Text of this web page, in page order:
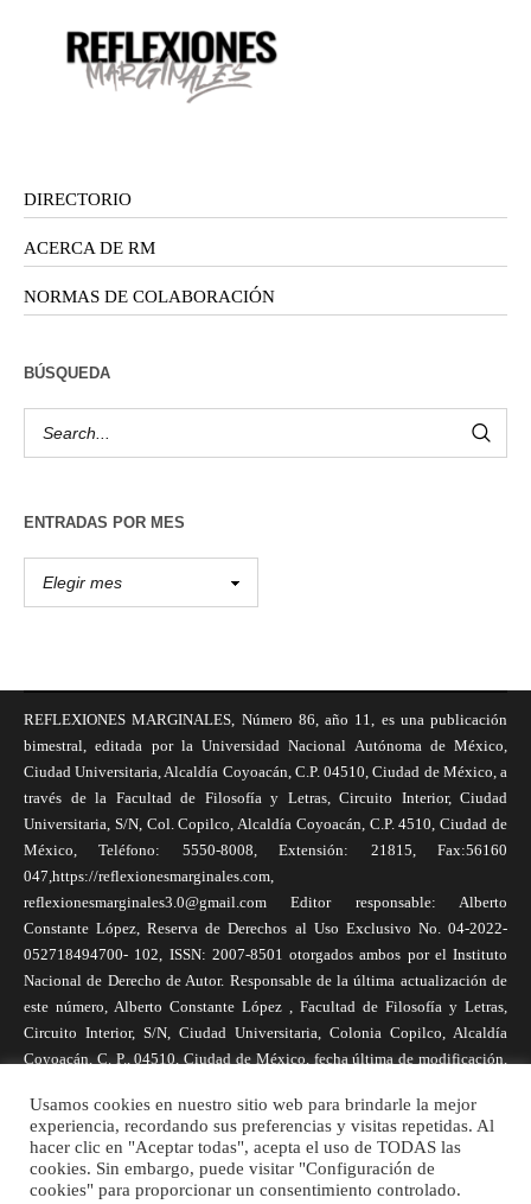
DIRECTORIO
ACERCA DE RM
NORMAS DE COLABORACIÓN
BÚSQUEDA
ENTRADAS POR MES
REFLEXIONES MARGINALES, Número 86, año 11, es una publicación
bimestral, editada por la Universidad Nacional Autónoma de México,
Ciudad Universitaria, Alcaldía Coyoacán, C.P. 04510, Ciudad de México, a
través de la Facultad de Filosofía y Letras, Circuito Interior, Ciudad
Universitaria, S/N, Col. Copilco, Alcaldía Coyoacán, C.P. 4510, Ciudad de
México, Teléfono: 5550-8008, Extensión: 21815, Fax:56160
047,https://reflexionesmarginales.com,
reflexionesmarginales3.0@gmail.com Editor responsable: Alberto
Constante López, Reserva de Derechos al Uso Exclusivo No. 04-2022-
052718494700- 102, ISSN: 2007-8501 otorgados ambos por el Instituto
Nacional de Derecho de Autor. Responsable de la última actualización de
este número, Alberto Constante López , Facultad de Filosofía y Letras,
Circuito Interior, S/N, Ciudad Universitaria, Colonia Copilco, Alcaldía
Coyoacán, C. P., 04510, Ciudad de México, fecha última de modificación,
necesariamente reflejan la postura de la revista, ni de Universidad Nacional
Autónoma de México. Los autores son responsables de los contenidos de
sus artículos. Se autoriza la reproducción total o parcial de los textos aquí
publicados siempre y cuando se cite la fuente completa y la dirección
Usamos cookies en nuestro sitio web para brindarle la mejor
experiencia, recordando sus preferencias y visitas repetidas. Al
hacer clic en "Aceptar todas", acepta el uso de TODAS las
cookies. Sin embargo, puede visitar "Configuración de
cookies" para proporcionar un consentimiento controlado.